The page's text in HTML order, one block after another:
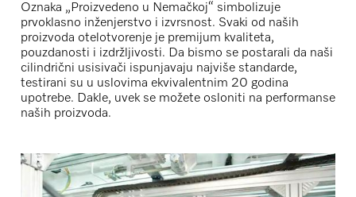
Oznaka „Proizvedeno u Nemačkoj“ simbolizuje
prvoklasno inženjerstvo i izvrsnost. Svaki od naših
proizvoda otelotvorenje je premijum kvaliteta,
pouzdanosti i izdržljivosti. Da bismo se postarali da naši
cilindrični usisivači ispunjavaju najviše standarde,
testirani su u uslovima ekvivalentnim 20 godina
upotrebe. Dakle, uvek se možete osloniti na performanse
naših proizvoda.